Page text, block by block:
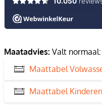
Maatadvies: Valt
Maattabel
Maattabel Kinderen